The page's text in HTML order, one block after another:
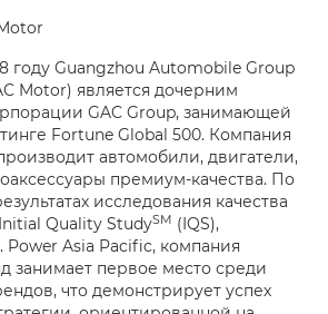
году Guangzhou Automobile Group
Motor) является дочерним
GAC Group, занимающей
Fortune Global 500. Компания
автомобили, двигатели,
премиум-качества. По
исследования качества
Quality StudySM (IQS),
Power Asia Pacific, компания
занимает первое место среди
что демонстрирует успех